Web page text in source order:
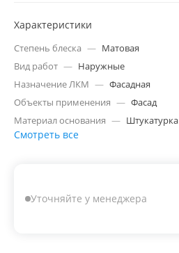
Характеристики
Степень блеска — Матовая
Вид работ — Наружные
Назначение ЛКМ — Фасадная
Объекты применения — Фасад
Материал основания — Штукатурка
Смотреть все
Уточняйте у менеджера